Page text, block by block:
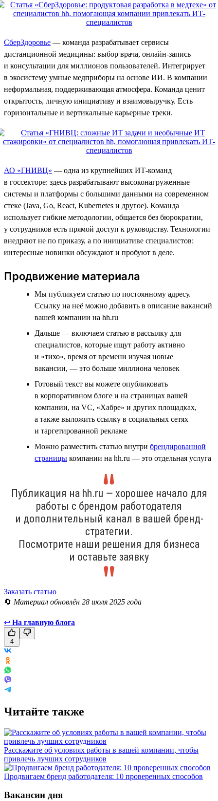
СберЗдоровье — команда разрабатывает сервисы
дистанционной медицины: выбор врача, онлайн-запись
и консультации для миллионов пользователей. Интегрирует
в экосистему умные медприборы на основе ИИ. В компании
неформальная, поддерживающая атмосфера. Команда ценит
открытость, личную инициативу и взаимовыручку. Есть
горизонтальные и вертикальные карьерные треки.
АО «ГНИВЦ» — одна из крупнейших ИТ-команд
в госсекторе: здесь разрабатывают высоконагруженные
системы и платформы с большими данными на современном
стеке (Java, Go, React, Kubernetes и другое). Команда
использует гибкие методологии, общается без бюрократии,
у сотрудников есть прямой доступ к руководству. Технологии
внедряют не по приказу, а по инициативе специалистов:
интересные новинки обсуждают и пробуют в деле.
Продвижение материала
Мы публикуем статью по постоянному адресу.
Ссылку на неё можно добавить в описание вакансий
вашей компании на hh.ru
Дальше — включаем статью в рассылку для
специалистов, которые ищут работу активно
и «тихо», время от времени изучая новые
вакансии, — это больше миллиона человек
Готовый текст вы можете опубликовать
в корпоративном блоге и на страницах вашей
компании, на VC, «Хабре» и других площадках,
а также выложить ссылку в социальных сетях
и таргетированной рекламе
Можно разместить статью внутри брендированной
страницы компании на hh.ru — это отдельная услуга
Публикация на hh.ru — хорошее начало для
работы с брендом работодателя
и дополнительный канал в вашей бренд-
стратегии.
Посмотрите наши решения для бизнеса
и оставьте заявку
Заказать статью
🔄 Материал обновлён 28 июля 2025 года
↩ На главную блога
4
Читайте также
Расскажите об условиях работы в вашей компании, чтобы
привлечь лучших сотрудников
Продвигаем бренд работодателя: 10 проверенных способов
Вакансии дня